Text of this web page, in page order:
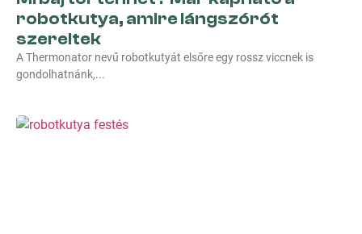
robotkutya, amire lángszórót
szereltek
A Thermonator nevű robotkutyát elsőre egy rossz viccnek is
gondolhatnánk,